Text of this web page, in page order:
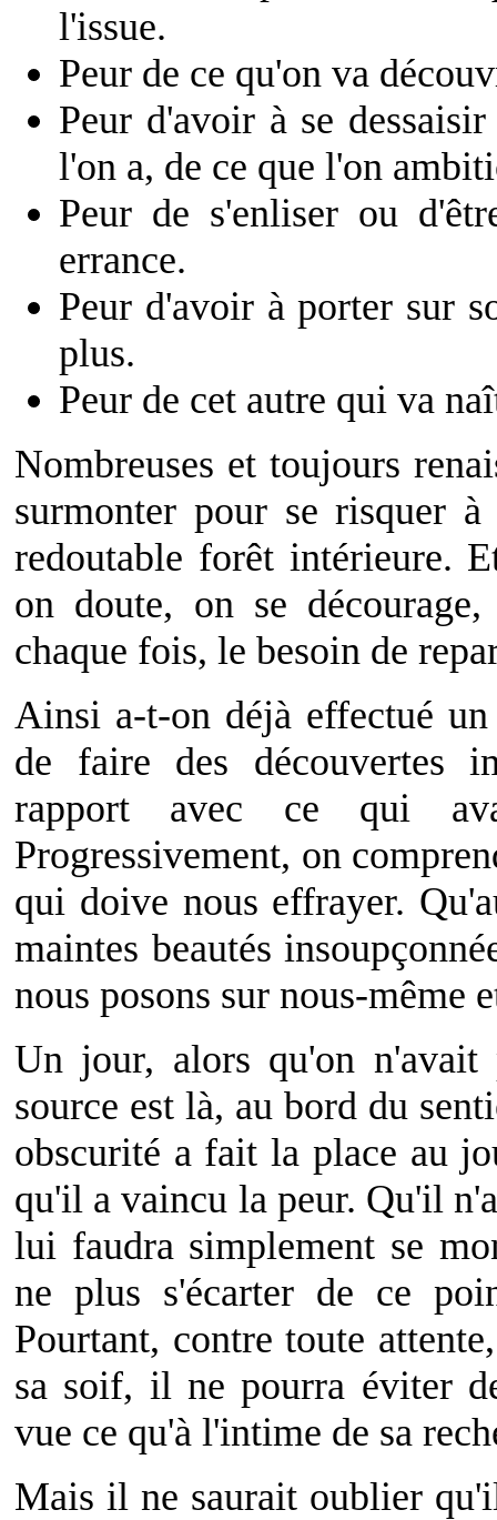
l'issue.
Peur de ce qu'on va
Peur d'avoir à se
l'on a, de ce que l'on
Peur de s'enliser ou
errance.
Peur d'avoir à porter sur
plus.
Peur de cet autre qui va
Nombreuses et toujours
surmonter pour se risquer
redoutable forêt intérieure.
on doute, on se
chaque fois, le besoin de
Ainsi a-t-on déjà effectué
de faire des découvertes
rapport avec ce qui
Progressivement, on
qui doive nous effrayer.
maintes beautés
nous posons sur nous-même
Un jour, alors qu'on
source est là, au bord du
obscurité a fait la place au
qu'il a vaincu la peur. Qu'il
lui faudra simplement se
ne plus s'écarter de ce
Pourtant, contre toute
sa soif, il ne pourra éviter
vue ce qu'à l'intime de sa
Mais il ne saurait oublier